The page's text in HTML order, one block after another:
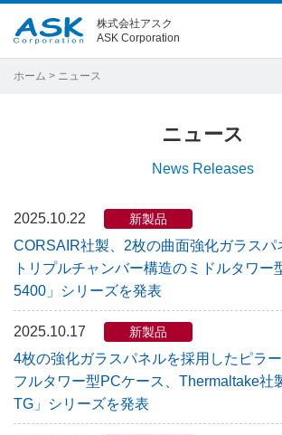
株式会社アスク
ASK Corporation
ホーム > ニュース
ニュース
News Releases
2025.10.22 新製品
CORSAIR社製、2枚の曲面強化ガラスパ
トリプルチャンバー構造のミドルタワー
5400」シリーズを発表
2025.10.17 新製品
4枚の強化ガラスパネルを採用したピラ
フルタワー型PCケース、Thermaltake社
TG」シリーズを発表